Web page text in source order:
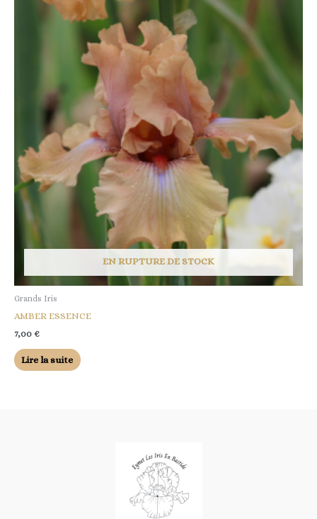
EN RUPTURE DE STOCK
Grands Iris
AMBER ESSENCE
7,00 €
Lire la suite